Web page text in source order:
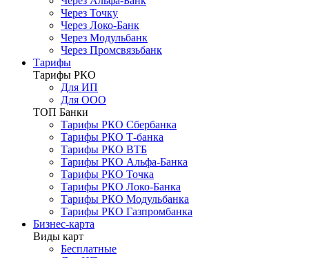
Через Точку
Через Локо-Банк
Через Модульбанк
Через Промсвязьбанк
Тарифы
Тарифы РКО
Для ИП
Для ООО
ТОП Банки
Тарифы РКО Сбербанка
Тарифы РКО Т-банка
Тарифы РКО ВТБ
Тарифы РКО Альфа-Банка
Тарифы РКО Точка
Тарифы РКО Локо-Банка
Тарифы РКО Модульбанка
Тарифы РКО Газпромбанка
Бизнес-карта
Виды карт
Бесплатные